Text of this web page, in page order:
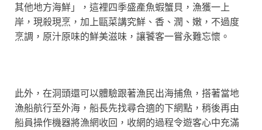
其他地方海鮮」，這裡四季盛產魚蝦蟹貝，漁獲一上
岸，現殺現烹，加上甌菜講究鮮、香、潤、嫩，不過度
烹調，原汁原味的鮮美滋味，讓饕客一嘗永難忘懷。
此外，在洞頭還可以體驗跟著漁民出海捕魚，搭著當地
漁船航行至外海，船長先找尋合適的下網點，稍後再由
船員操作機器將漁網收回，收網的過程令遊客心中充滿